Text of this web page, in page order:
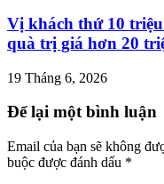
Vị khách thứ 10
quà trị giá hơn 20
19 Tháng 6, 2026
Để lại một bình luận
Email của bạn sẽ không
buộc được đánh dấu *